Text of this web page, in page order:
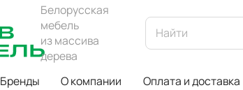
Белорусская
мебель
из массива
дерева
Бренды О компании Оплата и доставка